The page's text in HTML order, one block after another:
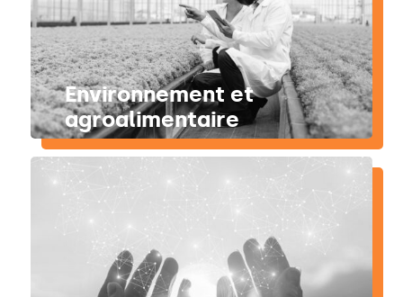
Environnement et
agroalimentaire